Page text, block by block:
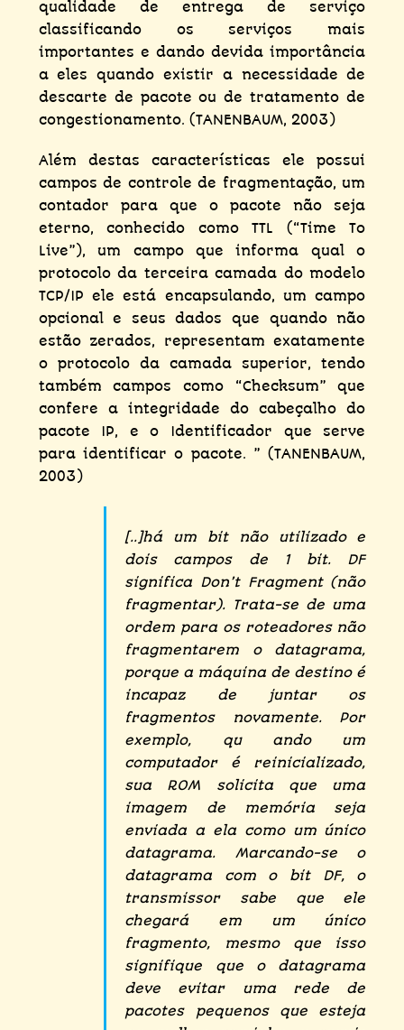
qualidade de entrega de serviço
classificando os serviços mais
importantes e dando devida importância
a eles quando existir a necessidade de
descarte de pacote ou de tratamento de
congestionamento. (TANENBAUM, 2003)
Além destas características ele possui
campos de controle de fragmentação, um
contador para que o pacote não seja
eterno, conhecido como TTL (“Time To
Live”), um campo que informa qual o
protocolo da terceira camada do modelo
TCP/IP ele está encapsulando, um campo
opcional e seus dados que quando não
estão zerados, representam exatamente
o protocolo da camada superior, tendo
também campos como “Checksum” que
confere a integridade do cabeçalho do
pacote IP, e o Identificador que serve
para identificar o pacote. ” (TANENBAUM,
2003)
[..]há um bit não utilizado e
dois campos de 1 bit. DF
significa Don’t Fragment (não
fragmentar). Trata-se de uma
ordem para os roteadores não
fragmentarem o datagrama,
porque a máquina de destino é
incapaz de juntar os
fragmentos novamente. Por
exemplo, qu ando um
computador é reinicializado,
sua ROM solicita que uma
imagem de memória seja
enviada a ela como um único
datagrama. Marcando-se o
datagrama com o bit DF, o
transmissor sabe que ele
chegará em um único
fragmento, mesmo que isso
signifique que o datagrama
deve evitar uma rede de
pacotes pequenos que esteja